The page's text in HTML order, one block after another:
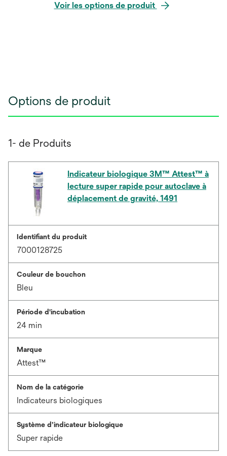
Voir les options de produit
Options de produit
1- de Produits
Indicateur biologique 3M™ Attest™ à
lecture super rapide pour autoclave à
déplacement de gravité, 1491
Identifiant du produit
7000128725
Couleur de bouchon
Bleu
Période d'incubation
24 min
Marque
Attest™
Nom de la catégorie
Indicateurs biologiques
Système d’indicateur biologique
Super rapide